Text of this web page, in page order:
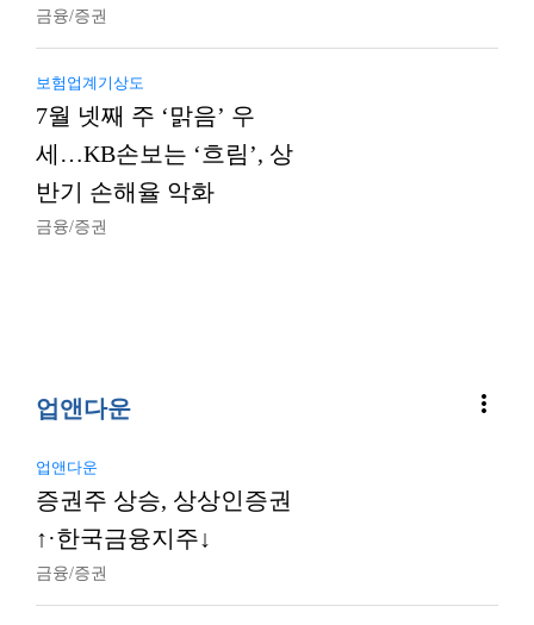
금융/증권
보험업계기상도
7월 넷째 주 ‘맑음’ 우
세…KB손보는 ‘흐림’, 상
반기 손해율 악화
금융/증권
업앤다운 more_vert
업앤다운
증권주 상승, 상상인증권
↑·한국금융지주↓
금융/증권